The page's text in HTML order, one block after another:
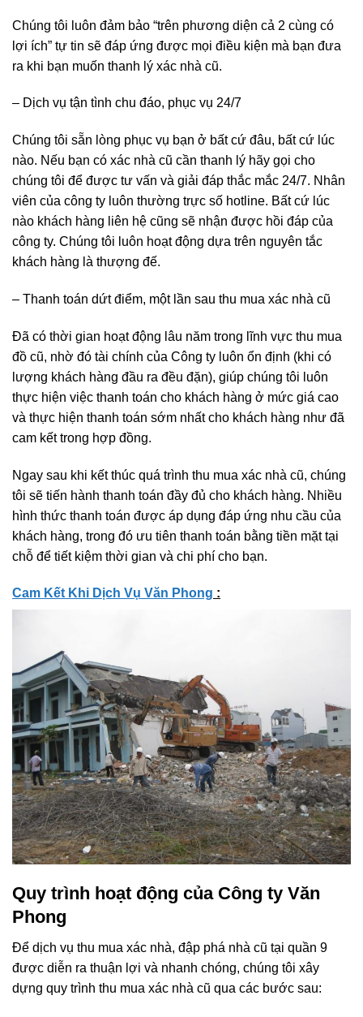
Chúng tôi luôn đảm bảo “trên phương diện cả 2 cùng có
lợi ích” tự tin sẽ đáp ứng được mọi điều kiện mà bạn đưa
ra khi bạn muốn thanh lý xác nhà cũ.
– Dịch vụ tận tình chu đáo, phục vụ 24/7
Chúng tôi sẵn lòng phục vụ bạn ở bất cứ đâu, bất cứ lúc
nào. Nếu bạn có xác nhà cũ cần thanh lý hãy gọi cho
chúng tôi để được tư vấn và giải đáp thắc mắc 24/7. Nhân
viên của công ty luôn thường trực số hotline. Bất cứ lúc
nào khách hàng liên hệ cũng sẽ nhận được hồi đáp của
công ty. Chúng tôi luôn hoạt động dựa trên nguyên tắc
khách hàng là thượng đế.
– Thanh toán dứt điểm, một lần sau thu mua xác nhà cũ
Đã có thời gian hoạt động lâu năm trong lĩnh vực thu mua
đồ cũ, nhờ đó tài chính của Công ty luôn ổn định (khi có
lượng khách hàng đầu ra đều đặn), giúp chúng tôi luôn
thực hiện việc thanh toán cho khách hàng ở mức giá cao
và thực hiện thanh toán sớm nhất cho khách hàng như đã
cam kết trong hợp đồng.
Ngay sau khi kết thúc quá trình thu mua xác nhà cũ, chúng
tôi sẽ tiến hành thanh toán đầy đủ cho khách hàng. Nhiều
hình thức thanh toán được áp dụng đáp ứng nhu cầu của
khách hàng, trong đó ưu tiên thanh toán bằng tiền mặt tại
chỗ để tiết kiệm thời gian và chi phí cho bạn.
Cam Kết Khi Dịch Vụ Văn Phong :
Quy trình hoạt động của Công ty Văn
Phong
Để dịch vụ thu mua xác nhà, đập phá nhà cũ tại quần 9
được diễn ra thuận lợi và nhanh chóng, chúng tôi xây
dựng quy trình thu mua xác nhà cũ qua các bước sau: